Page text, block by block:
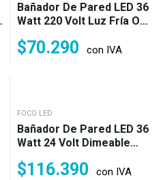
Bañador De Pared LED 36
Watt 220 Volt Luz Fría O
$70.290 con IVA
FOCO LED
Bañador De Pared LED 36
Watt 24 Volt Dimeable
$116.390 con IVA